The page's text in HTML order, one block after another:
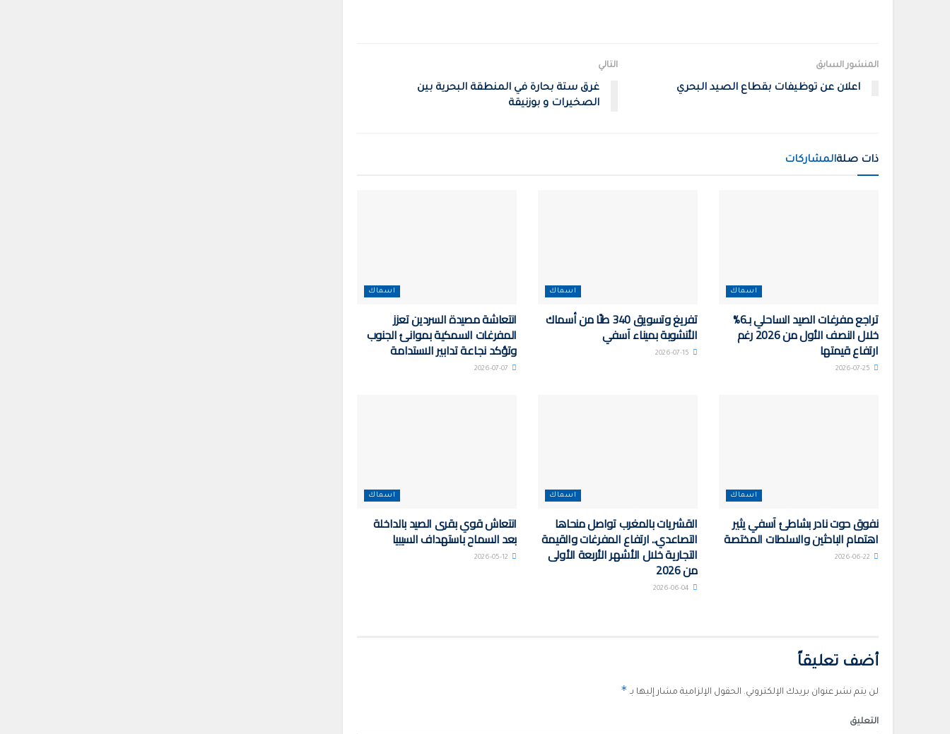
المنشور السابق
اعلان عن توظيفات بقطاع الصيد البحري
التالي
غرق ستة بحارة في المنطقة البحرية بين
الصخيرات و بوزنيقة
ذات صلةالمشاركات
اسماك
تراجع مفرغات الصيد الساحلي بـ6%
خلال النصف الأول من 2026 رغم
ارتفاع قيمتها
اسماك
تفريغ وتسويق 340 طنًا من أسماك
الأنشوبة بميناء آسفي
اسماك
انتعاشة مصيدة السردين تعزز
المفرغات السمكية بموانئ الجنوب
وتؤكد نجاعة تدابير الاستدامة
اسماك
نفوق حوت نادر بشاطئ آسفي يثير
اهتمام الباحثين والسلطات المختصة
اسماك
القشريات بالمغرب تواصل منحاها
التصاعدي.. ارتفاع المفرغات والقيمة
التجارية خلال الأشهر الأربعة الأولى
من 2026
اسماك
انتعاش قوي بقرى الصيد بالداخلة
بعد السماح باستهداف السيبيا
أضف تعليقاً
لن يتم نشر عنوان بريدك الإلكتروني. الحقول الإلزامية مشار إليها بـ *
التعليق